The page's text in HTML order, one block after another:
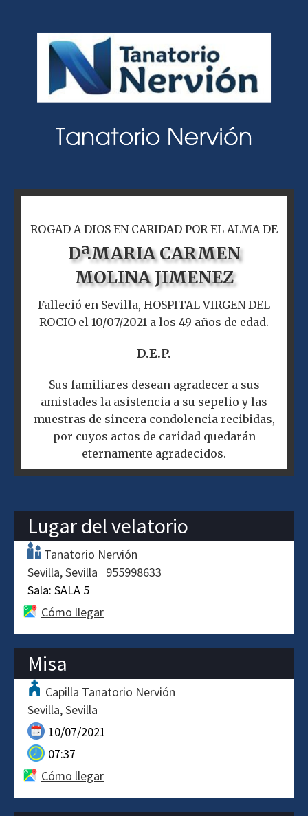
ROGAD A DIOS EN CARIDAD POR EL ALMA DE
Dª.MARIA CARMEN
MOLINA JIMENEZ
Falleció en Sevilla, HOSPITAL VIRGEN DEL
ROCIO el 10/07/2021 a los 49 años de edad.
D.E.P.
Sus familiares desean agradecer a sus
amistades la asistencia a su sepelio y las
muestras de sincera condolencia recibidas,
por cuyos actos de caridad quedarán
eternamente agradecidos.
Lugar del velatorio
Tanatorio Nervión
Sevilla Sevilla
955998633
Sala: SALA 5
Cómo llegar
Misa
Capilla Tanatorio Nervión
Sevilla Sevilla
10/07/2021
07:37
Cómo llegar